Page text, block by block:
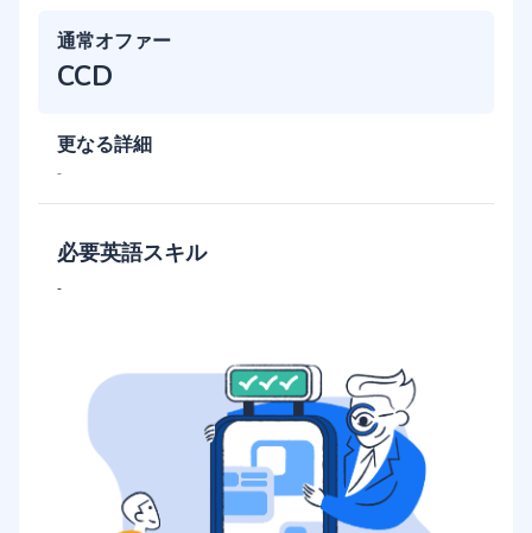
通常オファー
CCD
更なる詳細
-
必要英語スキル
-